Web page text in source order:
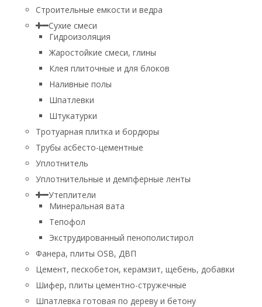
Строительные емкости и ведра
Сухие смеси
Гидроизоляция
Жаростойкие смеси, глины
Клея плиточные и для блоков
Наливные полы
Шпатлевки
Штукатурки
Тротуарная плитка и бордюры
Трубы асбесто-цементные
Уплотнитель
Уплотнительные и демпферные ленты
Утеплители
Минеральная вата
Тепофол
Экструдированный пенополистирол
Фанера, плиты OSB, ДВП
Цемент, пескобетон, керамзит, щебень, добавки
Шифер, плиты цементно-стружечные
Шпатлевка готовая по дереву и бетону